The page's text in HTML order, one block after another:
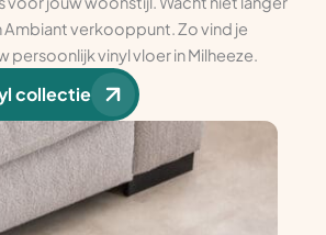
Ambiant verkooppunt. Zo vind je
persoonlijk vinyl vloer in Milheeze.
collectie